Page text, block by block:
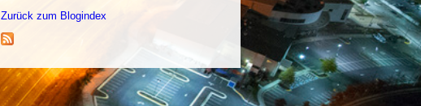
Zurück zum Blogindex